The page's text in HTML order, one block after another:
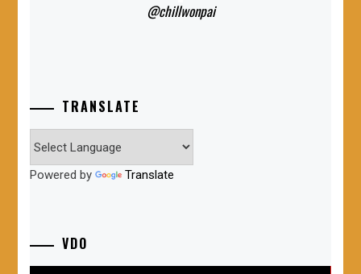
@chillwonpai
TRANSLATE
Powered by Translate
VDO